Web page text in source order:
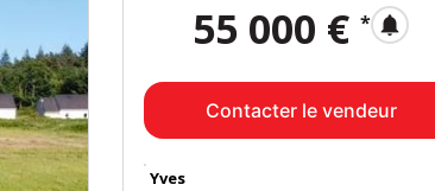
55 000 € * notifications
Contacter le vendeur
Yves